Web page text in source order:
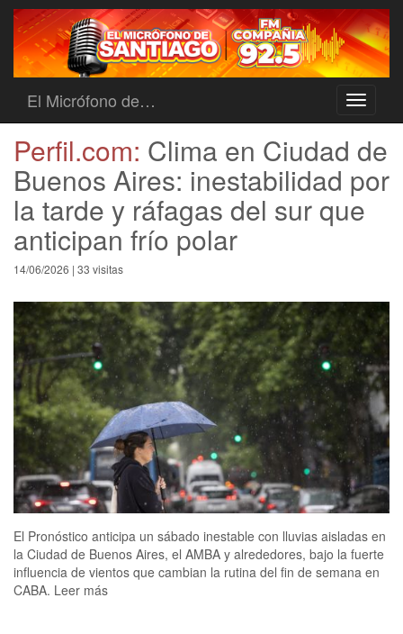
Toggle
El Micrófono de…
Perfil.com: Clima en Ciudad de
Buenos Aires: inestabilidad por
la tarde y ráfagas del sur que
anticipan frío polar
14/06/2026 | 33 visitas
El Pronóstico anticipa un sábado inestable con lluvias aisladas en
la Ciudad de Buenos Aires, el AMBA y alrededores, bajo la fuerte
influencia de vientos que cambian la rutina del fin de semana en
CABA. Leer más